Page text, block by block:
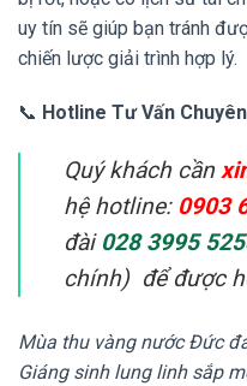
uy tín sẽ giúp bạn tránh
chiến lược giải trình hợp lý.
📞 Hotline Tư Vấn
Quý khách cần
hệ hotline: 0903
đài 028 3995
chính) để được
Mùa thu vàng nước Đức
Giáng sinh lung linh sắp